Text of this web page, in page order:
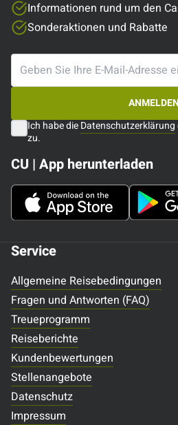
Service
Allgemeine Reisebedingungen
Fragen und Antworten (FAQ)
Treueprogramm
Reiseberichte
Kundenbewertungen
Stellenangebote
Datenschutz
Impressum
Informationen rund um den
Sonderaktionen und Rabatte
ANMELDEN
Ich habe dieDatenschutzerklärung
zu.
CU | App herunterladen